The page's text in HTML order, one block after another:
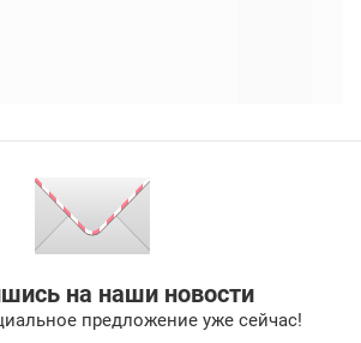
на наши новости
предложение уже сейчас!